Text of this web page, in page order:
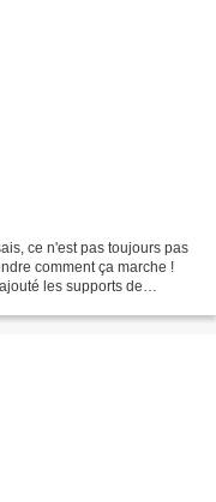
ce n'est pas toujours pas
comment ça marche !
les supports de